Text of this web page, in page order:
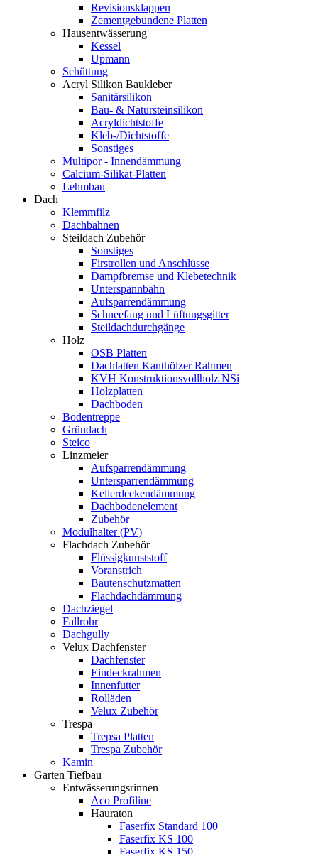
Revisionsklappen
Zementgebundene Platten
Hausentwässerung
Kessel
Upmann
Schüttung
Acryl Silikon Baukleber
Sanitärsilikon
Bau- & Natursteinsilikon
Acryldichtstoffe
Kleb-/Dichtstoffe
Sonstiges
Multipor - Innendämmung
Calcium-Silikat-Platten
Lehmbau
Dach
Klemmfilz
Dachbahnen
Steildach Zubehör
Sonstiges
Firstrollen und Anschlüsse
Dampfbremse und Klebetechnik
Unterspannbahn
Aufsparrendämmung
Schneefang und Lüftungsgitter
Steildachdurchgänge
Holz
OSB Platten
Dachlatten Kanthölzer Rahmen
KVH Konstruktionsvollholz NSi
Holzplatten
Dachboden
Bodentreppe
Gründach
Steico
Linzmeier
Aufsparrendämmung
Untersparrendämmung
Kellerdeckendämmung
Dachbodenelement
Zubehör
Modulhalter (PV)
Flachdach Zubehör
Flüssigkunststoff
Voranstrich
Bautenschutzmatten
Flachdachdämmung
Dachziegel
Fallrohr
Dachgully
Velux Dachfenster
Dachfenster
Eindeckrahmen
Innenfutter
Rolläden
Velux Zubehör
Trespa
Trepsa Platten
Trespa Zubehör
Kamin
Garten Tiefbau
Entwässerungsrinnen
Aco Profiline
Hauraton
Faserfix Standard 100
Faserfix KS 100
Faserfix KS 150